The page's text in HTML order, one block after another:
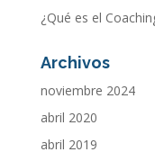
¿Qué es el
Archivos
noviembre 2024
abril 2020
abril 2019